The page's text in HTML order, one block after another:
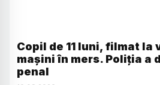
Copil de 11 luni, filmat la
mașini în mers. Poliția a
penal